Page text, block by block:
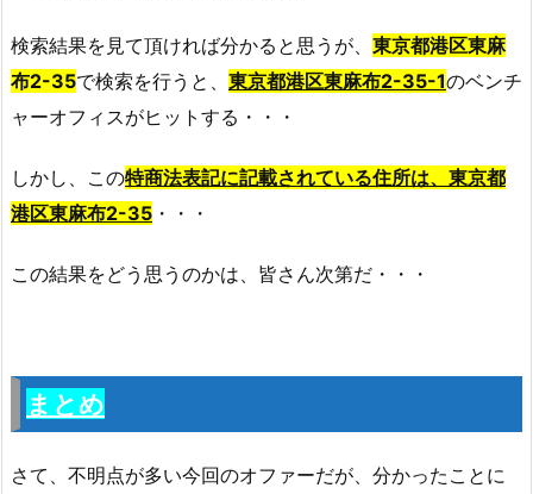
検索結果を見て頂ければ分かると思うが、 東京都港区東麻
布2-35で検索を行うと、 東京都港区東麻布2-35-1のベンチ
ャーオフィスがヒットする・・・
しかし、この特商法表記に記載されている住所は、 東京都
港区東麻布2-35 ・・・
この結果をどう思うのかは、皆さん次第だ・・・
まとめ
さて、不明点が多い今回のオファーだが、分かったことに